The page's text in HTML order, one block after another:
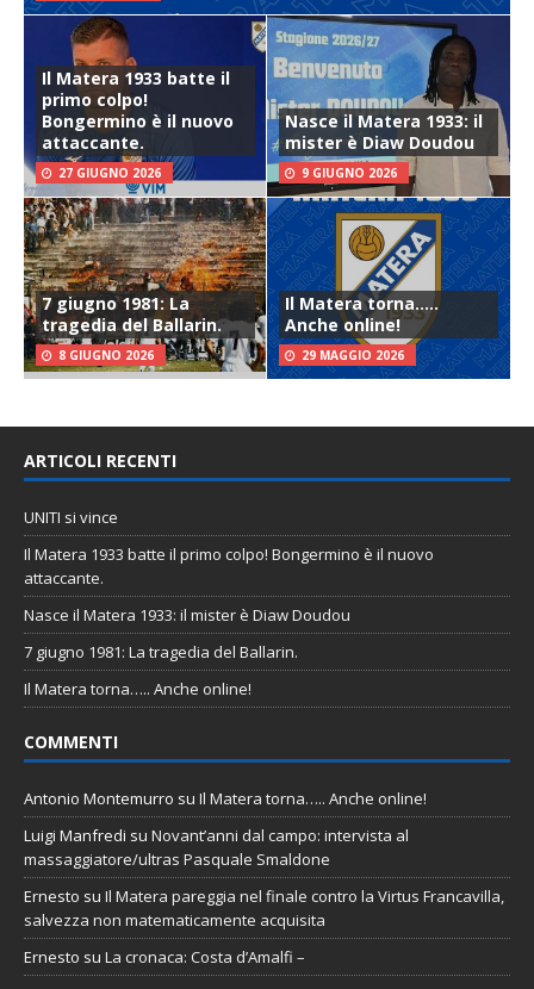
Il Matera 1933 batte il
primo colpo!
Bongermino è il nuovo
attaccante.
27 GIUGNO 2026
Nasce il Matera 1933: il
mister è Diaw Doudou
9 GIUGNO 2026
7 giugno 1981: La
tragedia del Ballarin.
8 GIUGNO 2026
Il Matera torna…..
Anche online!
29 MAGGIO 2026
ARTICOLI RECENTI
UNITI si vince
Il Matera 1933 batte il primo colpo! Bongermino è il nuovo
attaccante.
Nasce il Matera 1933: il mister è Diaw Doudou
7 giugno 1981: La tragedia del Ballarin.
Il Matera torna….. Anche online!
COMMENTI
Antonio Montemurro su Il Matera torna….. Anche online!
Luigi Manfredi su Novant’anni dal campo: intervista al
massaggiatore/ultras Pasquale Smaldone
Ernesto su Il Matera pareggia nel finale contro la Virtus Francavilla,
salvezza non matematicamente acquisita
Ernesto su La cronaca: Costa d’Amalfi –